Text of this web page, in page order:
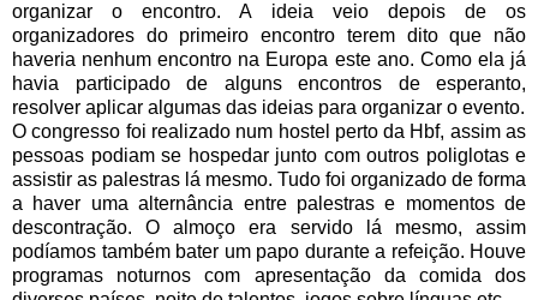
organizar o encontro. A ideia veio depois de os
organizadores do primeiro encontro terem dito que não
haveria nenhum encontro na Europa este ano. Como ela já
havia participado de alguns encontros de esperanto,
resolver aplicar algumas das ideias para organizar o evento.
O congresso foi realizado num hostel perto da Hbf, assim as
pessoas podiam se hospedar junto com outros poliglotas e
assistir as palestras lá mesmo. Tudo foi organizado de forma
a haver uma alternância entre palestras e momentos de
descontração. O almoço era servido lá mesmo, assim
podíamos também bater um papo durante a refeição. Houve
programas noturnos com apresentação da comida dos